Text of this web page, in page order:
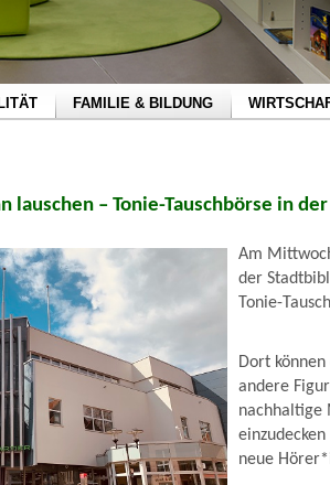
FAMILIE & BILDUNG
lauschen – Tonie-Tauschbörse in
Am
der
Tonie-
Dort
andere
nachhaltige
neue